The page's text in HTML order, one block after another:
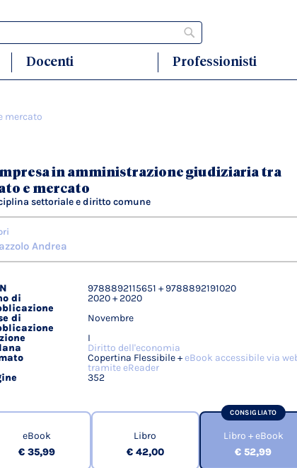
Docenti Professionisti
mercato
in amministrazione giudiziaria tra
e mercato
settoriale e diritto comune
Andrea
9788892115651 + 9788892191020
di
2020 + 2020
di
Novembre
I
Diritto dell'economia
Copertina Flessibile +eBook accessibile via
tramite eReader
352
eBook
€ 35,99
Libro
€ 42,00
CONSIGLIATO
Libro + eBook
€ 52,99